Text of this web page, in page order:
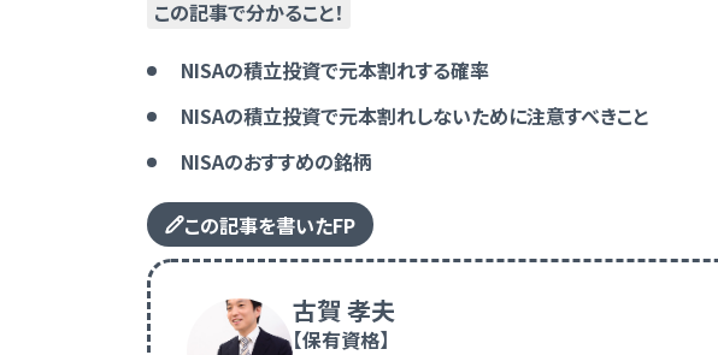
この記事で分かること！
NISAの積立投資で元本割れする確率
NISAの積立投資で元本割れしないために注意すべきこと
NISAのおすすめの銘柄
この記事を書いたFP
古賀 孝夫
【保有資格】